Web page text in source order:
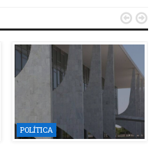
POLÍTICA
 